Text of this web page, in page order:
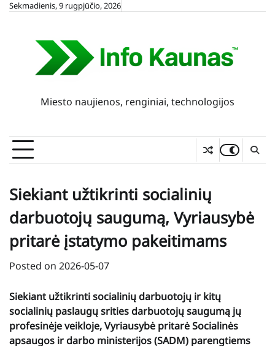
SkipSekmadienis, 9 rugpjūčio, 2026
Miesto naujienos, renginiai, technologijos
Siekiant užtikrinti socialinių
darbuotojų saugumą, Vyriausybė
pritarė įstatymo pakeitimams
Posted on 2026-05-07
Siekiant užtikrinti socialinių darbuotojų ir kitų
socialinių paslaugų srities darbuotojų saugumą jų
profesinėje veikloje, Vyriausybė pritarė Socialinės
apsaugos ir darbo ministerijos (SADM) parengtiems